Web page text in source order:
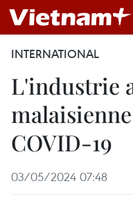
INTERNATIONAL
L'industrie
COVID-19
03/05/2024 07:48